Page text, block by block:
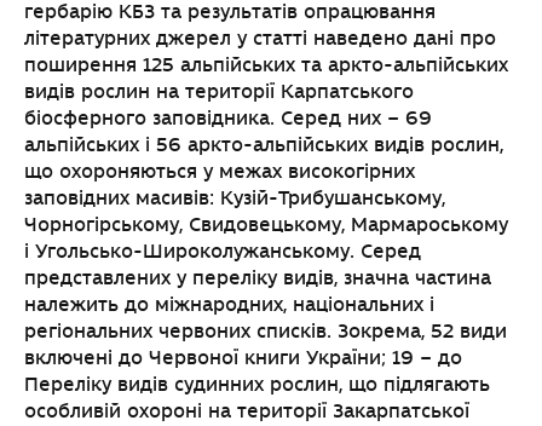
гербарію КБЗ та результатів опрацювання
літературних джерел у статті наведено дані про
поширення 125 альпійських та аркто-альпійських
видів рослин на території Карпатського
біосферного заповідника. Серед них – 69
альпійських і 56 аркто-альпійських видів рослин,
що охороняються у межах високогірних
заповідних масивів: Кузій-Трибушанському,
Чорногірському, Свидовецькому, Мармароському
і Угольсько-Широколужанському. Серед
представлених у переліку видів, значна частина
належить до міжнародних, національних і
регіональних червоних списків. Зокрема, 52 види
включені до Червоної книги України; 19 – до
Переліку видів судинних рослин, що підлягають
особливій охороні на території Закарпатської